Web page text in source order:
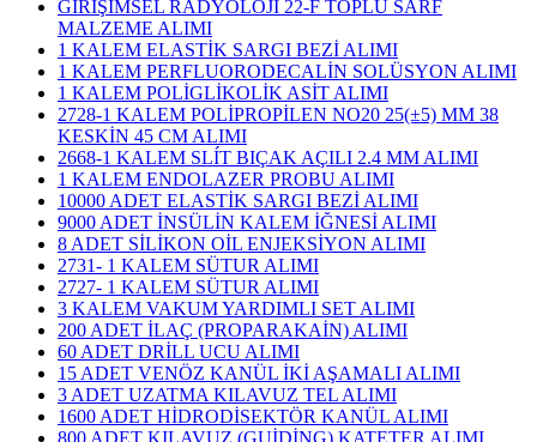
GİRİŞİMSEL RADYOLOJİ 22-F TOPLU SARF
MALZEME ALIMI
1 KALEM ELASTİK SARGI BEZİ ALIMI
1 KALEM PERFLUORODECALİN SOLÜSYON ALIMI
1 KALEM POLİGLİKOLİK ASİT ALIMI
2728-1 KALEM POLİPROPİLEN NO20 25(±5) MM 38
KESKİN 45 CM ALIMI
2668-1 KALEM SLÍT BIÇAK AÇILI 2.4 MM ALIMI
1 KALEM ENDOLAZER PROBU ALIMI
10000 ADET ELASTİK SARGI BEZİ ALIMI
9000 ADET İNSÜLİN KALEM İĞNESİ ALIMI
8 ADET SİLİKON OİL ENJEKSİYON ALIMI
2731- 1 KALEM SÜTUR ALIMI
2727- 1 KALEM SÜTUR ALIMI
3 KALEM VAKUM YARDIMLI SET ALIMI
200 ADET İLAÇ (PROPARAKAİN) ALIMI
60 ADET DRİLL UCU ALIMI
15 ADET VENÖZ KANÜL İKİ AŞAMALI ALIMI
3 ADET UZATMA KILAVUZ TEL ALIMI
1600 ADET HİDRODİSEKTÖR KANÜL ALIMI
800 ADET KILAVUZ (GUİDİNG) KATETER ALIMI